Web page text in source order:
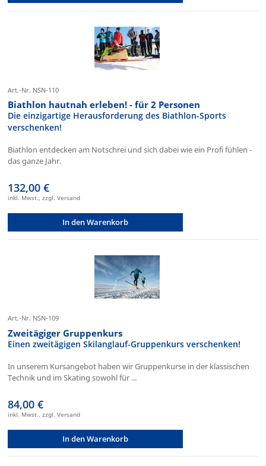
Art.-Nr. NSN-110
Biathlon hautnah erleben! - für 2 Personen
Die einzigartige Herausforderung des Biathlon-Sports
verschenken!
Biathlon entdecken am Notschrei und sich dabei wie ein Profi fühlen -
das ganze Jahr.
132,00 €
inkl. Mwst., zzgl. Versand
In den Warenkorb
Art.-Nr. NSN-109
Zweitägiger Gruppenkurs
Einen zweitägigen Skilanglauf-Gruppenkurs verschenken!
In unserem Kursangebot haben wir Gruppenkurse in der klassischen
Technik und im Skating sowohl für ...
84,00 €
inkl. Mwst., zzgl. Versand
In den Warenkorb